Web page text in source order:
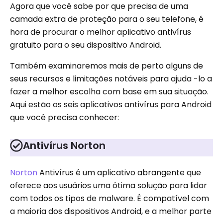
Agora que você sabe por que precisa de uma
camada extra de proteção para o seu telefone, é
hora de procurar o melhor aplicativo antivírus
gratuito para o seu dispositivo Android.
Também examinaremos mais de perto alguns de
seus recursos e limitações notáveis ​​para ajuda -lo a
fazer a melhor escolha com base em sua situação.
Aqui estão os seis aplicativos antivírus para Android
que você precisa conhecer:
Antivírus Norton
Norton Antivírus é um aplicativo abrangente que
oferece aos usuários uma ótima solução para lidar
com todos os tipos de malware. É compatível com
a maioria dos dispositivos Android, e a melhor parte